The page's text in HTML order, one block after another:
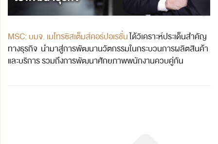
MSC: บมจ. เมโทรซิสเต็มส์คอร์ปอเรชั่นได้วิเคราะห์ประเด็นสำคัญ
ทางธุรกิจ นำมาสู่การพัฒนานวัตกรรมในกระบวนการผลิตสินค้า
และบริการ รวมถึงการพัฒนาศักยภาพพนักงานควบคู่กัน